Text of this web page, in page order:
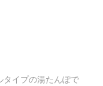
タイプの湯たんぽで